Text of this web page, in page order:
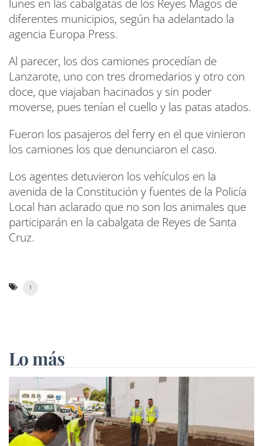
lunes en las cabalgatas de los Reyes Magos de
diferentes municipios, según ha adelantado la
agencia Europa Press.
Al parecer, los dos camiones procedían de
Lanzarote, uno con tres dromedarios y otro con
doce, que viajaban hacinados y sin poder
moverse, pues tenían el cuello y las patas atados.
Fueron los pasajeros del ferry en el que vinieron
los camiones los que denunciaron el caso.
Los agentes detuvieron los vehículos en la
avenida de la Constitución y fuentes de la Policía
Local han aclarado que no son los animales que
participarán en la cabalgata de Reyes de Santa
Cruz.
1
Lo más